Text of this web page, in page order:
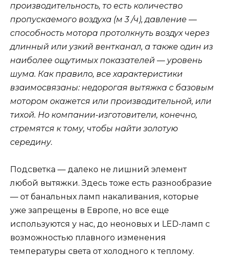
производительность, то есть количество
пропускаемого воздуха (м 3 /ч), давление —
способность мотора протолкнуть воздух через
длинный или узкий вентканал, а также один из
наиболее ощутимых показателей — уровень
шума. Как правило, все характеристики
взаимосвязаны: недорогая вытяжка с базовым
мотором окажется или производительной, или
тихой. Но компании-изготовители, конечно,
стремятся к тому, чтобы найти золотую
середину.
Подсветка — далеко не лишний элемент
любой вытяжки. Здесь тоже есть разнообразие
— от банальных ламп накаливания, которые
уже запрещены в Европе, но все еще
используются у нас, до неоновых и LED-ламп с
возможностью плавного изменения
температуры света от холодного к теплому.